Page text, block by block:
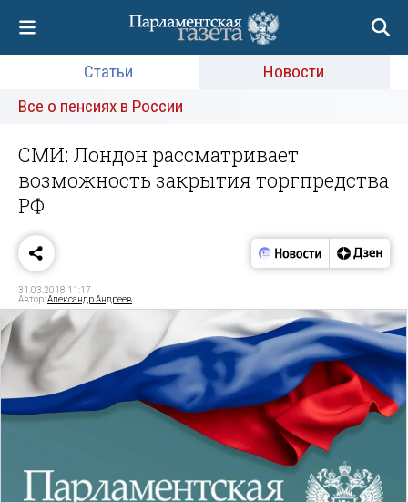
Статьи
Новости
Все о пенсиях в России
СМИ: Лондон рассматривает
возможность закрытия торгпредства
РФ
31.03.2018 11:17
Автор:Александр Андреев